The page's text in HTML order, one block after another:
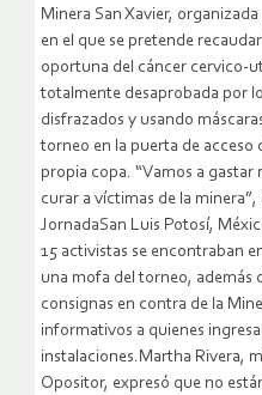
Minera San Xavier,
en el que se pretende
oportuna del cáncer cervico-
totalmente desaprobada por
disfrazados y usando
torneo en la puerta de acceso
propia copa. “Vamos a gastar
curar a víctimas de la
JornadaSan Luis Potosí,
15 activistas se encontraban
una mofa del torneo, además
consignas en contra de la
informativos a quienes
instalaciones.Martha Rivera,
Opositor, expresó que no